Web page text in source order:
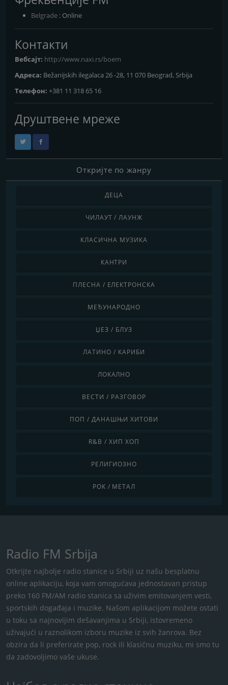
Belgrade : Online
Контакти
Вебсајт: http://www.naxi.rs/boem
Адреса: Bežanijskih ilegalaca 26 -28, 11 070 Beograd, Srbija
Телефон: +381 11 318 65 16
Друштвене мреже
Откријте по жанру
ДЕЦА
ЧИЛАУТ / ЛАУНЖ
КЛАСИЧНА МУЗИКА
КАНТРИ
ПЛЕСНА / ЕЛЕКТРОНСКА
МЕЂУНАРОДНО
ЏЕЗ / БЛУЗ
ЛАТИНО / КАРИБИ
ЛОКАЛНО
ВЕСТИ / РАЗГОВОР
ПОП / ДАНАШЊИ ХИТОВИ
R&B / ХИП ХОП
РЕЛИГИОЗНО
РОК / МЕТАЛ
Radio FM Srbija
Otkrijte najbolje radio stanice u Srbiji uz našu besplatnu
online aplikaciju, koja vam omogućava jednostavan pristup
preko 160 FM/AM radio stanica sa uživim emitovanjem vesti,
sportskih događaja i muzike. Našom aplikacijom možete ostati
u toku sa najnovijim dešavanjima u Srbiji, istovremeno
uživajući u raznolikom izboru muzike iz svih žanrova. Bez
obzira da li preferirate pop, rock ili klasičnu muziku, mi smo tu
da zadovoljimo vaše ukuse.